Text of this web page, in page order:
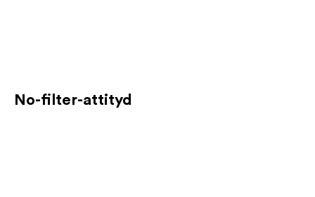
No-filter-attityd